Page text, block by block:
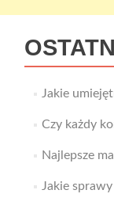
Jakie
Czy każdy
Najlepsze
Jakie